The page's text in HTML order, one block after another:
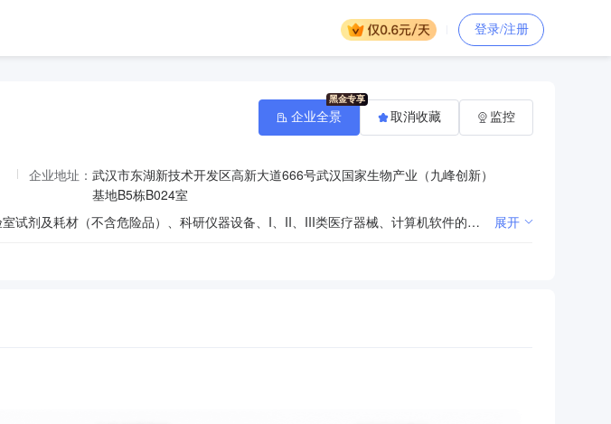
登录/注册
企业地址： 武汉市东湖新技术开发区高新大道666号武汉国家生物产业（九峰创新）
基地B5栋B024室
生物科技领域内的技术开发、技术咨询、技术转让；劳务分包；实验室试剂及耗材（不含危险品）、科研仪器设备、I、II、III类医疗器械、计算机软件的批发兼零售；检验检测服务；货物进出口、技术进出口、代理进出口（不含国家禁止或限制进出口的货物或技术）。（依法须经审批的项目，经相关部门审批后方可开展经营活动） 展开
企业全景 取消收藏 监控